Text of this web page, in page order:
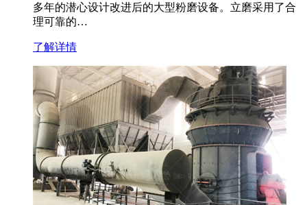
多年的潜心设计改进后的大型粉磨设备。立磨采用了合
理可靠的…
了解详情